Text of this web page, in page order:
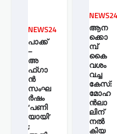
NEWS24
പാക്ക്
–
അ
ഫ്ഗാ
ൻ
സംഘ
ർഷം
‘പണി
യായി’
;
NEWS24
ആന
ക്കൊ
മ്പ്
കൈ
വശം
വച്ച
കേസ്:
മോഹ
ന്‍ലാ
ലിന്
നൽ
കിയ